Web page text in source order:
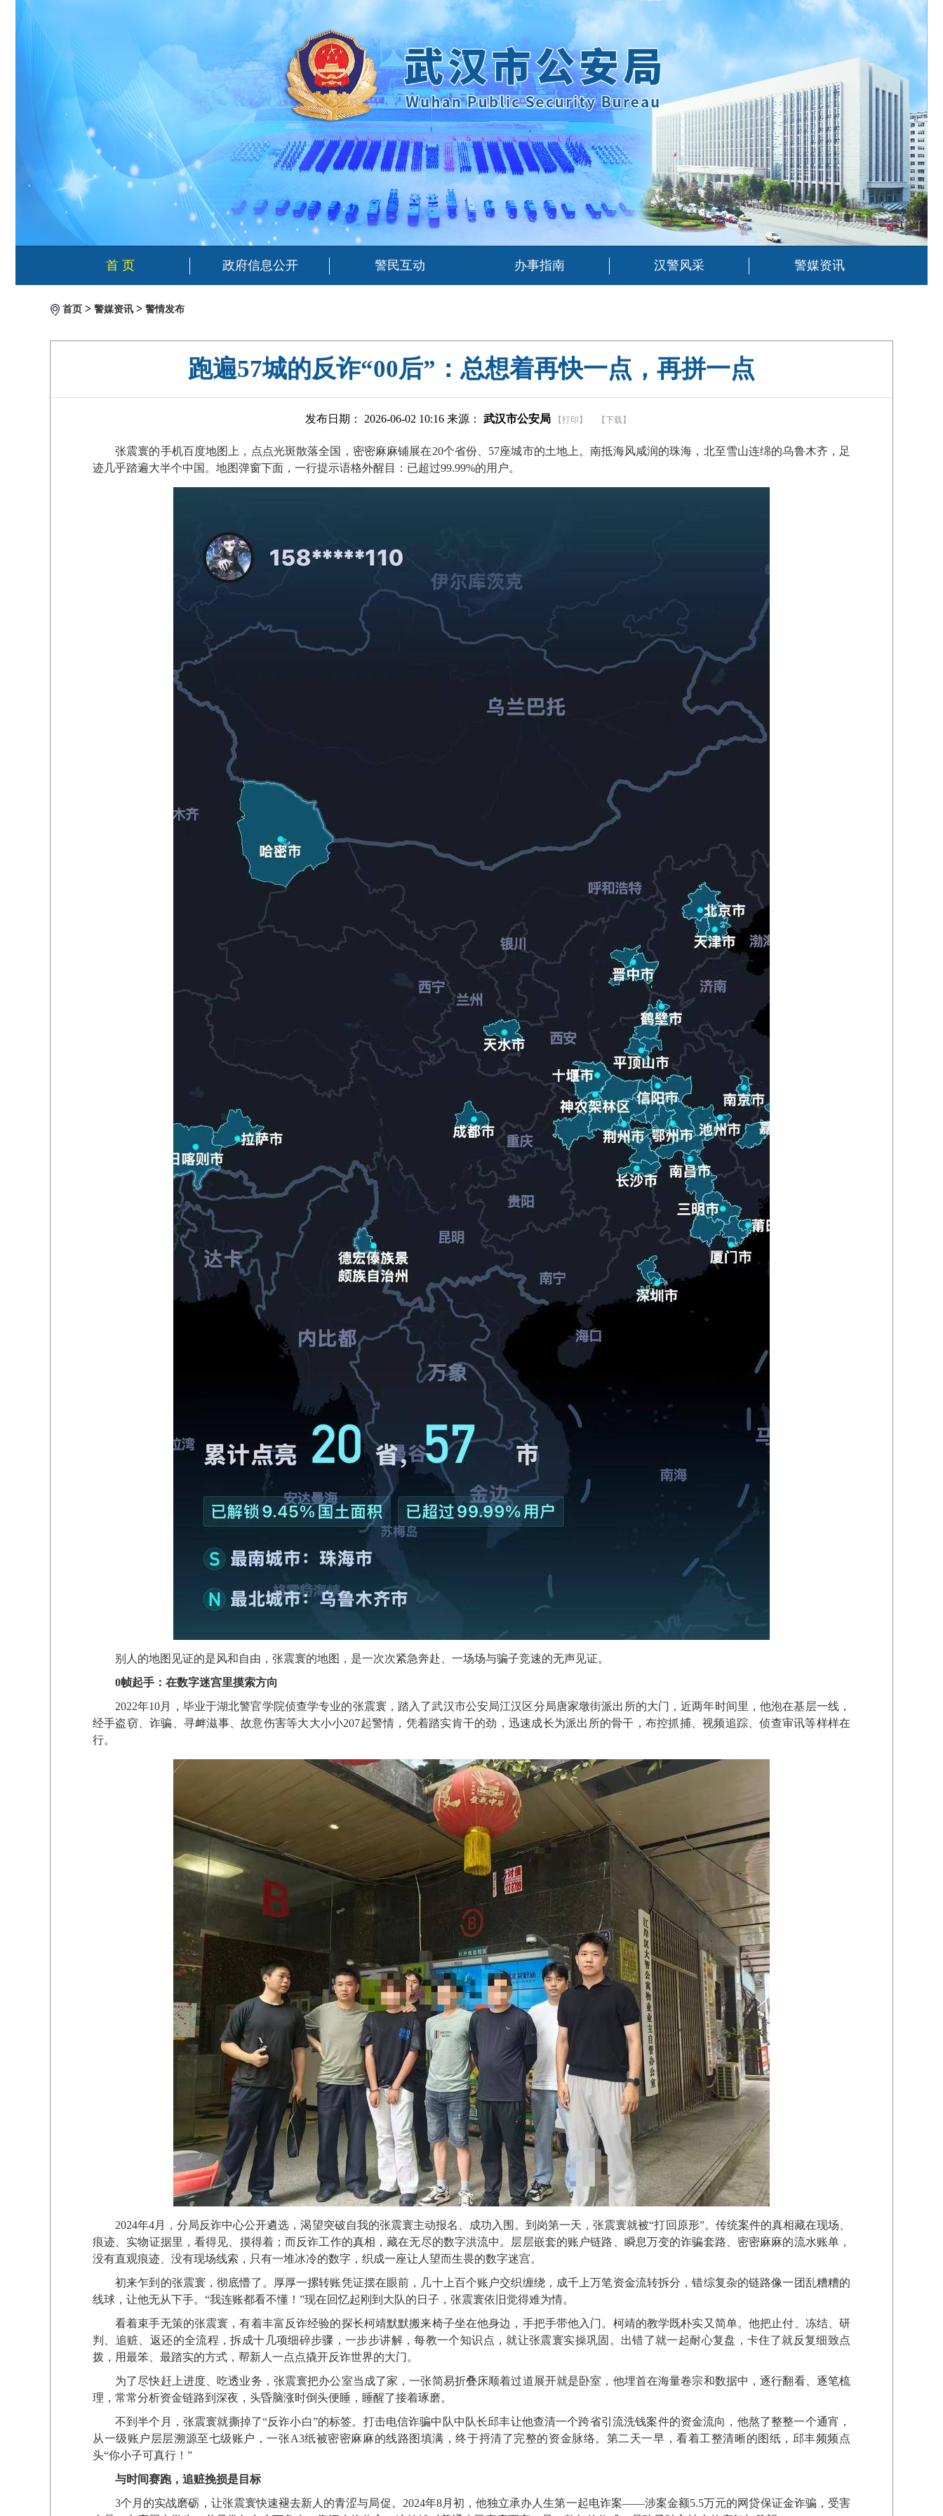
首 页 政府信息公开 警民互动 办事指南 汉警风采 警媒资讯
首页 > 警媒资讯 > 警情发布
跑遍57城的反诈“00后”：总想着再快一点，再拼一点
发布日期： 2026-06-02 10:16 来源： 武汉市公安局 【打印】 【下载】
张震寰的手机百度地图上，点点光斑散落全国，密密麻麻铺展在20个省份、57座城市的土地上。南抵海风咸润的珠海，北至雪山连绵的乌鲁木齐，足
迹几乎踏遍大半个中国。地图弹窗下面，一行提示语格外醒目：已超过99.99%的用户。
别人的地图见证的是风和自由，张震寰的地图，是一次次紧急奔赴、一场场与骗子竞速的无声见证。
0帧起手：在数字迷宫里摸索方向
2022年10月，毕业于湖北警官学院侦查学专业的张震寰，踏入了武汉市公安局江汉区分局唐家墩街派出所的大门，近两年时间里，他泡在基层一线，
经手盗窃、诈骗、寻衅滋事、故意伤害等大大小小207起警情，凭着踏实肯干的劲，迅速成长为派出所的骨干，布控抓捕、视频追踪、侦查审讯等样样在
行。
2024年4月，分局反诈中心公开遴选，渴望突破自我的张震寰主动报名、成功入围。到岗第一天，张震寰就被“打回原形”。传统案件的真相藏在现场、
痕迹、实物证据里，看得见、摸得着；而反诈工作的真相，藏在无尽的数字洪流中。层层嵌套的账户链路、瞬息万变的诈骗套路、密密麻麻的流水账单，
没有直观痕迹、没有现场线索，只有一堆冰冷的数字，织成一座让人望而生畏的数字迷宫。
初来乍到的张震寰，彻底懵了。厚厚一摞转账凭证摆在眼前，几十上百个账户交织缠绕，成千上万笔资金流转拆分，错综复杂的链路像一团乱糟糟的
线球，让他无从下手。“我连账都看不懂！”现在回忆起刚到大队的日子，张震寰依旧觉得难为情。
看着束手无策的张震寰，有着丰富反诈经验的探长柯靖默默搬来椅子坐在他身边，手把手带他入门。柯靖的教学既朴实又简单。他把止付、冻结、研
判、追赃、返还的全流程，拆成十几项细碎步骤，一步步讲解，每教一个知识点，就让张震寰实操巩固。出错了就一起耐心复盘，卡住了就反复细致点
拨，用最笨、最踏实的方式，帮新人一点点撬开反诈世界的大门。
为了尽快赶上进度、吃透业务，张震寰把办公室当成了家，一张简易折叠床顺着过道展开就是卧室，他埋首在海量卷宗和数据中，逐行翻看、逐笔梳
理，常常分析资金链路到深夜，头昏脑涨时倒头便睡，睡醒了接着琢磨。
不到半个月，张震寰就撕掉了“反诈小白”的标签。打击电信诈骗中队中队长邱丰让他查清一个跨省引流洗钱案件的资金流向，他熬了整整一个通宵，
从一级账户层层溯源至七级账户，一张A3纸被密密麻麻的线路图填满，终于捋清了完整的资金脉络。第二天一早，看着工整清晰的图纸，邱丰频频点
头“你小子可真行！”
与时间赛跑，追赃挽损是目标
3个月的实战磨砺，让张震寰快速褪去新人的青涩与局促。2024年8月初，他独立承办人生第一起电诈案——涉案金额5.5万元的网贷保证金诈骗，受害